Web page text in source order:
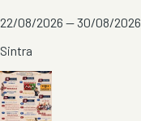
22/08/2026 — 30/08/2026
Sintra